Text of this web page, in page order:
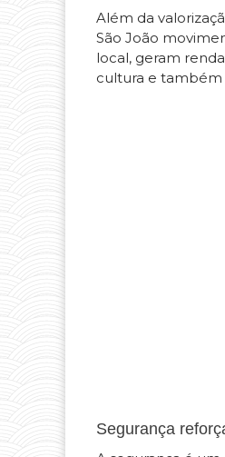
Além da
São João
local, geram
cultura e também
Segurança